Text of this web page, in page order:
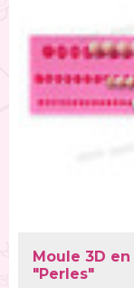
Moule 3D
"Perles"